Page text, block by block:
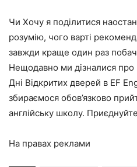
Чи Хочу я поділитися
розумію, чого варті
завжди краще один раз
Нещодавно ми дізналися про
Дні Відкритих дверей в EF
збираємося обов’язково
англійську школу.
На правах реклами